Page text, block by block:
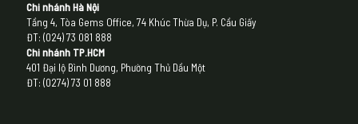
Chi nhánh Hà Nội
Tầng 4, Tòa Gems Office, 74 Khúc Thừa Dụ, P. Cầu Giấy
ĐT: (024) 73 081 888
Chi nhánh TP.HCM
401 Đại lộ Bình Dương, Phường Thủ Dầu Một
ĐT: (0274) 73 01 888